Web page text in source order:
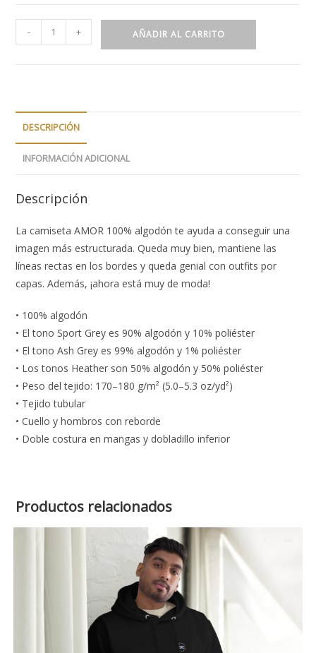
- + AÑADIR AL CARRITO
DESCRIPCIÓN
INFORMACIÓN ADICIONAL
Descripción
La camiseta AMOR 100% algodón te ayuda a conseguir una
imagen más estructurada. Queda muy bien, mantiene las
líneas rectas en los bordes y queda genial con outfits por
capas. Además, ¡ahora está muy de moda!
• 100% algodón
• El tono Sport Grey es 90% algodón y 10% poliéster
• El tono Ash Grey es 99% algodón y 1% poliéster
• Los tonos Heather son 50% algodón y 50% poliéster
• Peso del tejido: 170–180 g/m² (5.0–5.3 oz/yd²)
• Tejido tubular
• Cuello y hombros con reborde
• Doble costura en mangas y dobladillo inferior
Productos relacionados